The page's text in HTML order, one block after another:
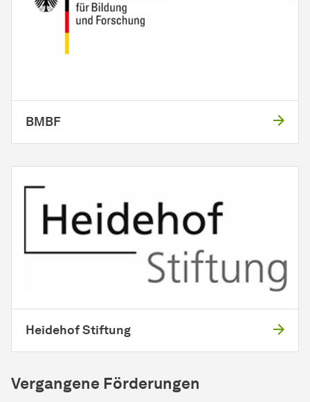
BMBF
Heidehof Stiftung
Vergangene Förderungen